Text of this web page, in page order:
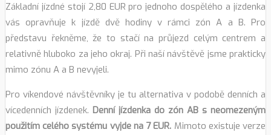
Základní jízdné stojí 2,80 EUR pro jednoho dospělého a jízdenka
vás opravňuje k jízdě dvě hodiny v rámci zón A a B. Pro
představu řekněme, že to stačí na průjezd celým centrem a
relativně hluboko za jeho okraj. Při naší návštěvě jsme prakticky
mimo zónu A a B nevyjeli.
Pro víkendové návštěvníky je tu alternativa v podobě denních a
vícedenních jízdenek. Denní jízdenka do zón AB s neomezeným
použitím celého systému vyjde na 7 EUR. Mimoto existuje verze